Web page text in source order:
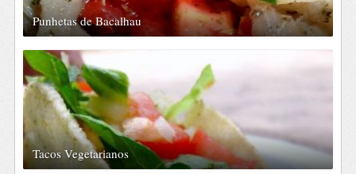
Punhetas de Bacalhau
Tacos Vegetarianos